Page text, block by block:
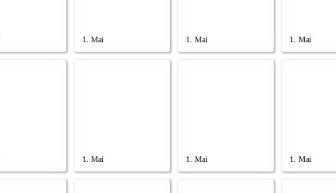
1. Mai 1. Mai 1. Mai
1. Mai 1. Mai 1. Mai